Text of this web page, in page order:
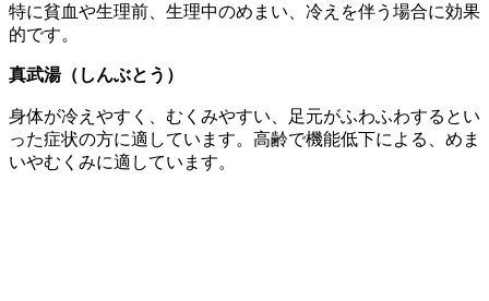
特に貧血や生理前、生理中のめまい、冷えを伴う場合に効果
的です。
真武湯（しんぶとう）
身体が冷えやすく、むくみやすい、足元がふわふわするとい
った症状の方に適しています。高齢で機能低下による、めま
いやむくみに適しています。